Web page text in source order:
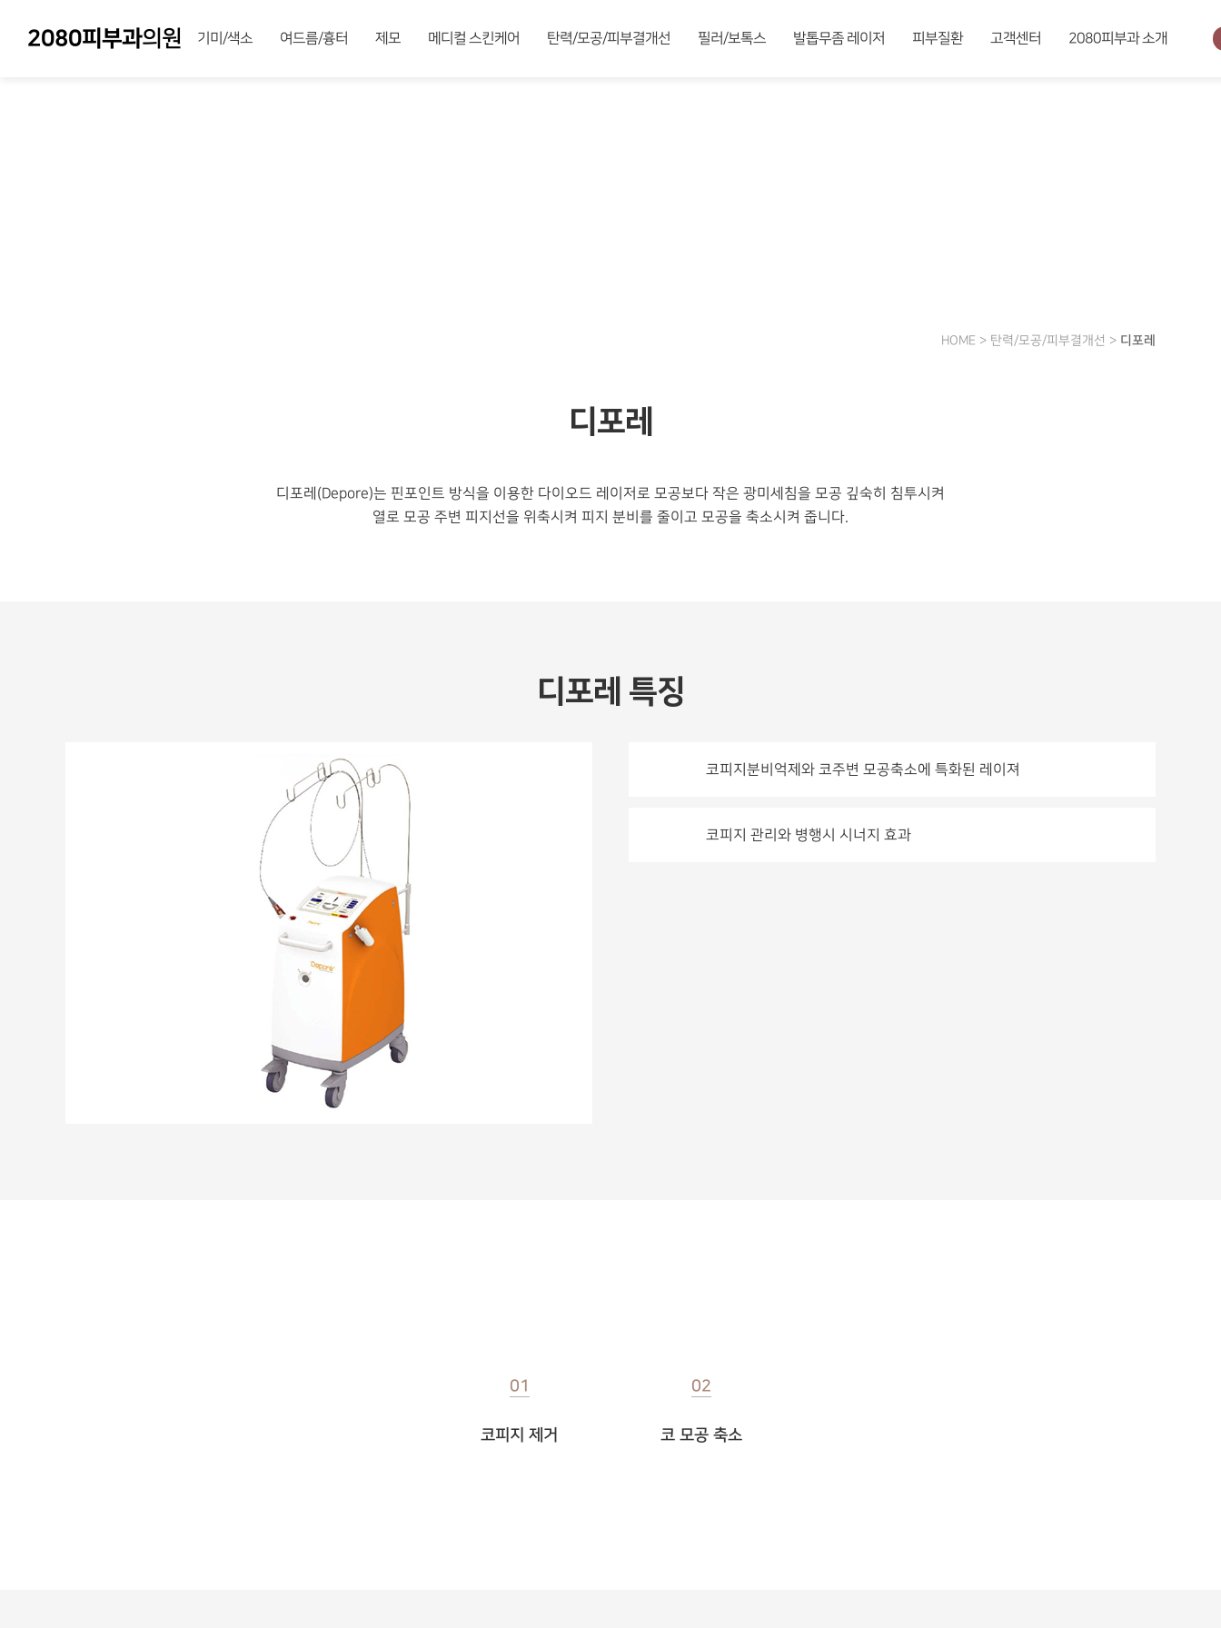
2080피부과의원 기미/색소 여드름/흉터 제모 메디컬 스킨케어 탄력/모공/피부결개선 필러/보톡스 발톱무좀 레이저 피부질환 고객센터 2080피부과 소개
HOME > 탄력/모공/피부결개선 > 디포레
디포레
디포레(Depore)는 핀포인트 방식을 이용한 다이오드 레이저로 모공보다 작은 광미세침을 모공 깊숙히 침투시켜
열로 모공 주변 피지선을 위축시켜 피지 분비를 줄이고 모공을 축소시켜 줍니다.
디포레 특징
코피지분비억제와 코주변 모공축소에 특화된 레이져
코피지 관리와 병행시 시너지 효과
01
코피지 제거
02
코 모공 축소